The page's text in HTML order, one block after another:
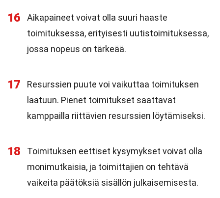
16
Aikapaineet voivat olla suuri haaste
toimituksessa, erityisesti uutistoimituksessa,
jossa nopeus on tärkeää.
17
Resurssien puute voi vaikuttaa toimituksen
laatuun. Pienet toimitukset saattavat
kamppailla riittävien resurssien löytämiseksi.
18
Toimituksen eettiset kysymykset voivat olla
monimutkaisia, ja toimittajien on tehtävä
vaikeita päätöksiä sisällön julkaisemisesta.